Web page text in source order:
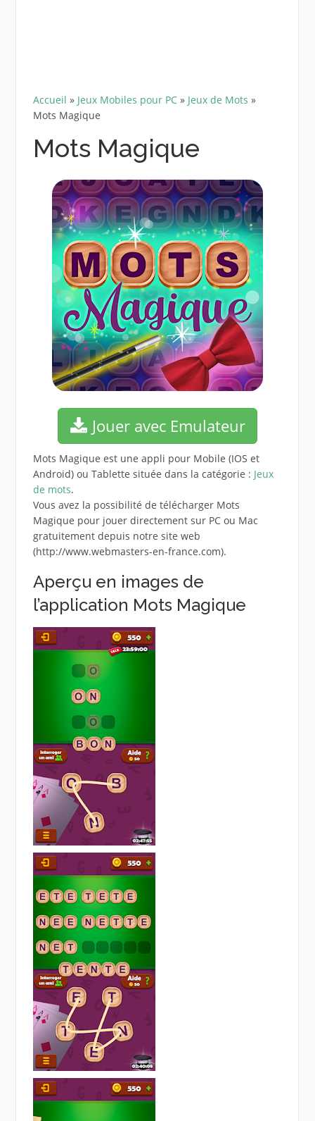
Accueil » Jeux Mobiles pour PC» Jeux de Mots »
Mots Magique
Mots Magique
Jouer avec Emulateur
Mots Magique est une appli pour Mobile (IOS et
Android) ou Tablette située dans la catégorie : Jeux
de mots.
Vous avez la possibilité de télécharger Mots
Magique pour jouer directement sur PC ou Mac
gratuitement depuis notre site web
(http://www.webmasters-en-france.com).
Aperçu en images de
l’application Mots Magique